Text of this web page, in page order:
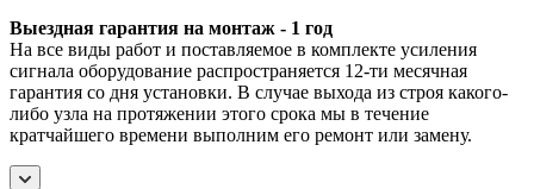
Выездная гарантия на монтаж - 1 год
На все виды работ и поставляемое в комплекте усиления
сигнала оборудование распространяется 12-ти месячная
гарантия со дня установки. В случае выхода из строя какого-
либо узла на протяжении этого срока мы в течение
кратчайшего времени выполним его ремонт или замену.